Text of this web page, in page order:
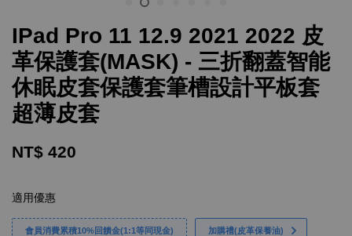
IPad Pro 11 12.9 2021 2022 皮
革保護套(MASK) - 三折翻蓋智能
休眠皮套保護套筆槽設計平板套
超薄皮套
NT$ 420
適用優惠
會員消費累積10%回饋金(1:1等同現金) 加購禮(皮革保養油)